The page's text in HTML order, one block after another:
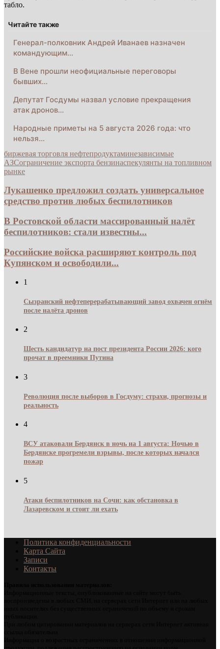
табло.
Читайте также
Генерал-полковник Андрей Иванаев назначен
командующим…
В Вене прошли неофициальные переговоры
бывших…
Депутат Госдумы назвал условие прекращения
атак дронов…
Народные приметы на 5 августа 2026 года: что
нельзя…
биржевая торговля нефтепродуктаминезависимые
АЗСограничение экспорта бензинаспекулянты на топливном
рынке
Лукашенко предложил создать универсальное
средство против любых беспилотников
В Ростовской области массированный налёт
беспилотников: стали известны...
Российские войска расширяют контроль под
Купянском и освободили...
1
Сызранский нефтеперерабатывающий завод охвачен огнём
после налёта дронов
2
Шесть кандидатур на пост президента России 2026: кого
прочат в преемники Путина
3
Революция после выборов в Госдуму: страхи, прогнозы и
реальность
4
ВСУ атаковали Бердянск в ночь на 1 августа: Ночью в
Бердянске прогремели взрывы, после которых начался
пожар
5
Атаки беспилотников на Сочи: как обстановка в
Лазаревском и стоит ли ехать
Политика конфиденциальности
Карта Сайта
Записи
Контакты